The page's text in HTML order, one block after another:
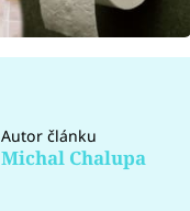
Autor článku
Michal Chalupa